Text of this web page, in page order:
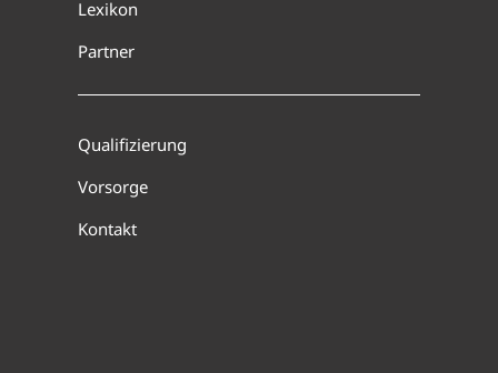
Lexikon
Partner
Qualifizierung
Vorsorge
Kontakt